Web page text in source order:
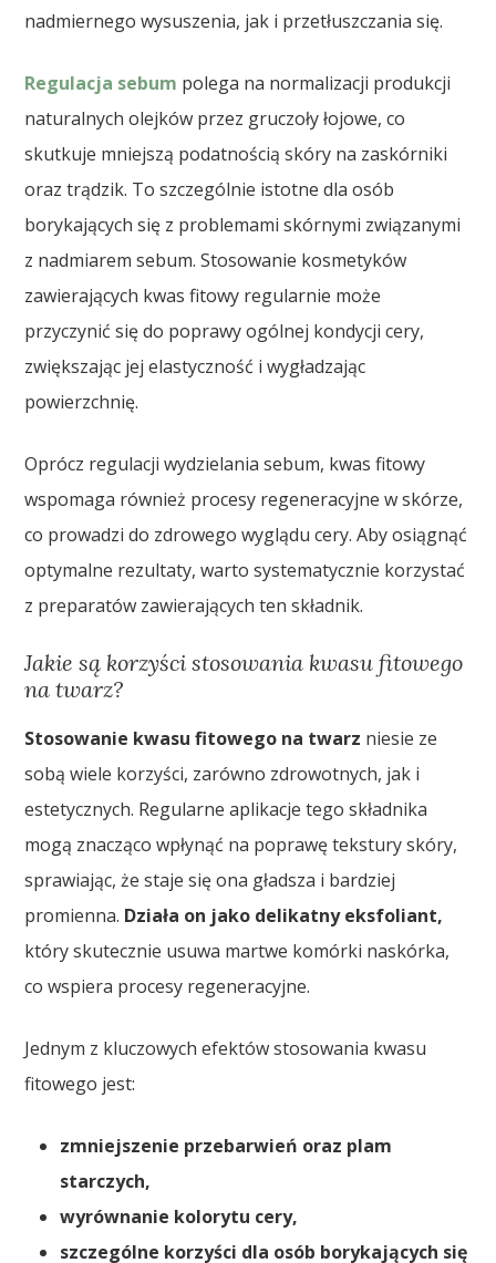
nadmiernego wysuszenia, jak i przetłuszczania się.
Regulacja sebum polega na normalizacji produkcji
naturalnych olejków przez gruczoły łojowe, co
skutkuje mniejszą podatnością skóry na zaskórniki
oraz trądzik. To szczególnie istotne dla osób
borykających się z problemami skórnymi związanymi
z nadmiarem sebum. Stosowanie kosmetyków
zawierających kwas fitowy regularnie może
przyczynić się do poprawy ogólnej kondycji cery,
zwiększając jej elastyczność i wygładzając
powierzchnię.
Oprócz regulacji wydzielania sebum, kwas fitowy
wspomaga również procesy regeneracyjne w skórze,
co prowadzi do zdrowego wyglądu cery. Aby osiągnąć
optymalne rezultaty, warto systematycznie korzystać
z preparatów zawierających ten składnik.
Jakie są korzyści stosowania kwasu fitowego
na twarz?
Stosowanie kwasu fitowego na twarz niesie ze
sobą wiele korzyści, zarówno zdrowotnych, jak i
estetycznych. Regularne aplikacje tego składnika
mogą znacząco wpłynąć na poprawę tekstury skóry,
sprawiając, że staje się ona gładsza i bardziej
promienna. Działa on jako delikatny eksfoliant,
który skutecznie usuwa martwe komórki naskórka,
co wspiera procesy regeneracyjne.
Jednym z kluczowych efektów stosowania kwasu
fitowego jest:
zmniejszenie przebarwień oraz plam
starczych,
wyrównanie kolorytu cery,
szczególne korzyści dla osób borykających się